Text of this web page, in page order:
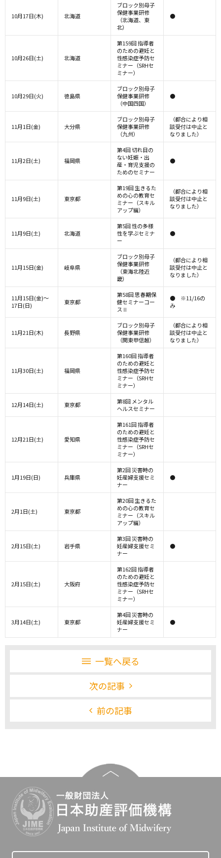
10月17日(木) 北海道
ブロック別母子
保健事業研修
（北海道、東
北）
●
10月26日(土) 北海道
第159回 指導者
のための避妊と
性感染症予防セ
ミナー（SRHセ
ミナー）
10月29日(火) 徳島県
ブロック別母子
保健事業研修
（中国四国）
●
11月1日(金) 大分県
ブロック別母子
保健事業研修
（九州）
（都合により相
談受付は中止と
なりました）
11月2日(土) 福岡県
第4回 切れ目の
ない妊娠・出
産・育児支援の
ためのセミナー
●
11月9日(土) 東京都
第19回 生きるた
めの心の教育セ
ミナー（スキル
アップ編）
（都合により相
談受付は中止と
なりました）
11月9日(土) 北海道
第5回 性の多様
性を学ぶセミナ
ー
●
11月15日(金) 岐阜県
ブロック別母子
保健事業研修
（東海北陸近
畿）
（都合により相
談受付は中止と
なりました）
11月15日(金)～
17日(日)
東京都
第58回 思春期保
健セミナーコー
スⅡ
● ※11/16の
み
11月21日(木) 長野県
ブロック別母子
保健事業研修
（関東甲信越）
（都合により相
談受付は中止と
なりました）
11月30日(土) 福岡県
第160回 指導者
のための避妊と
性感染症予防セ
ミナー（SRHセ
ミナー）
12月14日(土) 東京都
第8回 メンタル
ヘルスセミナー
12月21日(土) 愛知県
第161回 指導者
のための避妊と
性感染症予防セ
ミナー（SRHセ
ミナー）
1月19日(日) 兵庫県
第2回 災害時の
妊産婦支援セミ
ナー
●
2月1日(土) 東京都
第20回 生きるた
めの心の教育セ
ミナー（スキル
アップ編）
2月15日(土) 岩手県
第3回 災害時の
妊産婦支援セミ
ナー
●
2月15日(土) 大阪府
第162回 指導者
のための避妊と
性感染症予防セ
ミナー（SRHセ
ミナー）
3月14日(土) 東京都
第4回 災害時の
妊産婦支援セミ
ナー
●
一覧へ戻る
次の記事
前の記事